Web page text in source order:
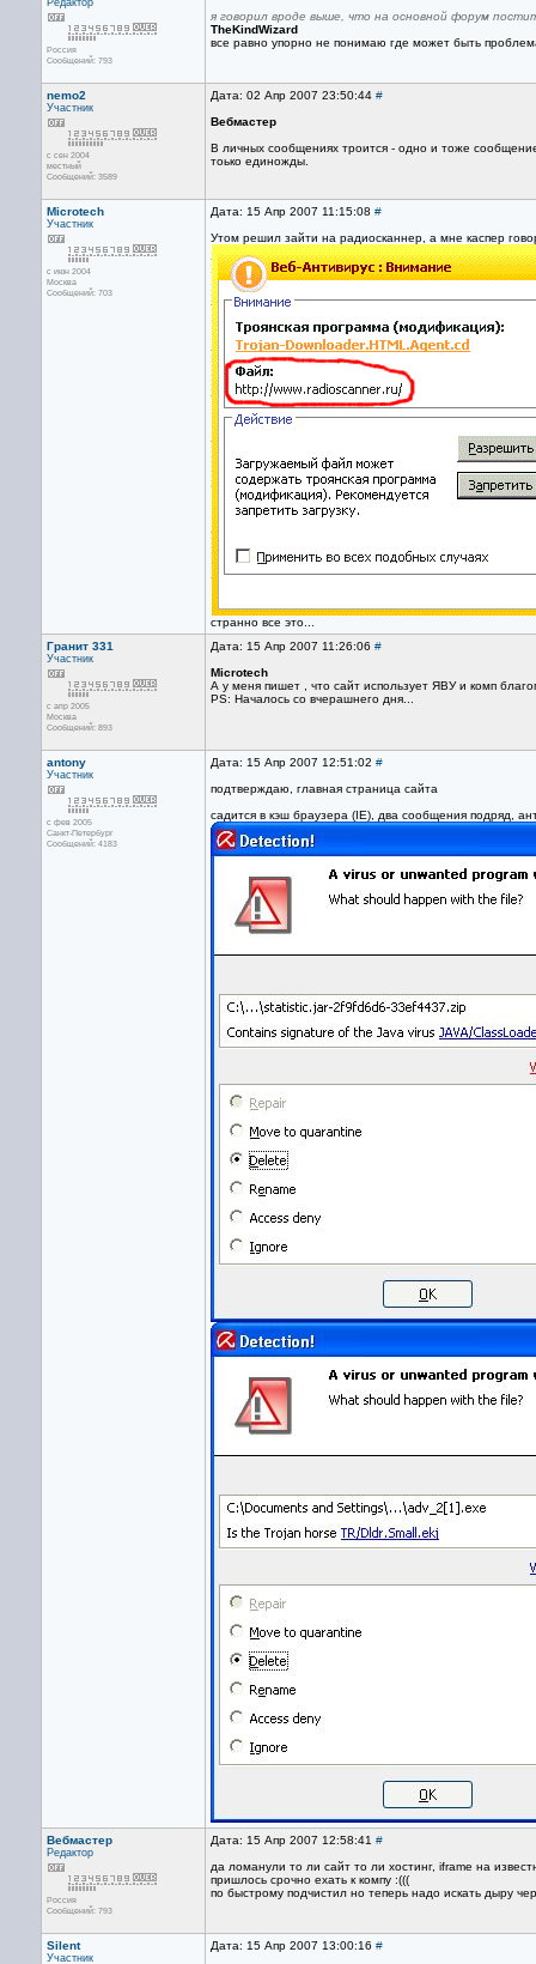
Редактор
Россия
Сообщений: 793
я говорил вроде выше, что на основной форум
TheKindWizard
все равно упорно не понимаю где может быть
nemo2
Участник
с сен 2004
местный
Сообщений: 3589
Дата: 02 Апр 2007 23:50:44 #
Вебмастер
В личных сообщениях троится - одно и тоже
тоько единожды.
Microtech
Участник
с июн 2004
Москва
Сообщений: 703
Дата: 15 Апр 2007 11:15:08 #
Утом решил зайти на радиосканнер, а мне каспер
странно все это...
Гранит 331
Участник
с апр 2005
Москва
Сообщений: 893
Дата: 15 Апр 2007 11:26:06 #
Microtech
А у меня пишет , что сайт использует ЯВУ и комп
PS: Началось со вчерашнего дня...
antony
Участник
с фев 2005
Санкт-Петербург
Сообщений: 4183
Дата: 15 Апр 2007 12:51:02 #
подтверждаю, главная страница сайта
садится в кэш браузера (IE), два сообщения подряд,
Вебмастер
Редактор
Россия
Сообщений: 793
Дата: 15 Апр 2007 12:58:41 #
да ломанули то ли сайт то ли хостинг, iframe на
пришлось срочно ехать к компу :(((
по быстрому подчистил но теперь надо искать дыру
Silent
Участник
Дата: 15 Апр 2007 13:00:16 #